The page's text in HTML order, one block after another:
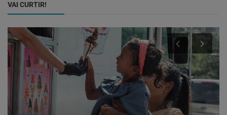
VAI CURTIR!